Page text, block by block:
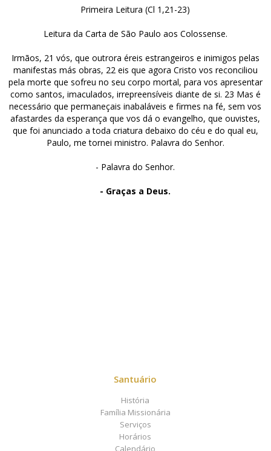
Primeira Leitura (Cl 1,21-23)
Leitura da Carta de São Paulo aos Colossense.
Irmãos, 21 vós, que outrora éreis estrangeiros e inimigos pelas
manifestas más obras, 22 eis que agora Cristo vos reconciliou
pela morte que sofreu no seu corpo mortal, para vos apresentar
como santos, imaculados, irrepreensíveis diante de si. 23 Mas é
necessário que permaneçais inabaláveis e firmes na fé, sem vos
afastardes da esperança que vos dá o evangelho, que ouvistes,
que foi anunciado a toda criatura debaixo do céu e do qual eu,
Paulo, me tornei ministro. Palavra do Senhor.
- Palavra do Senhor.
- Graças a Deus.
Santuário
História
Família Missionária
Serviços
Horários
Calendário